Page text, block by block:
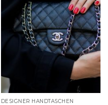
DESIGNER HANDTASCHEN